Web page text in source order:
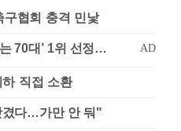
협회 충격 민낯
직접 소환
겼다…가만 안 둬"